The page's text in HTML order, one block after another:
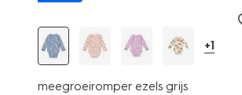
+1
meegroeiromper ezels grijs